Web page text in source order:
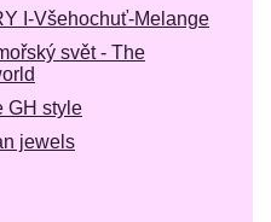
I-Všehochuť-Melange
svět - The
GH style
jewels